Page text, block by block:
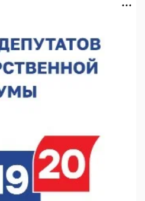
фестиваль «Семья
ночь... На Нижневолжской
забег